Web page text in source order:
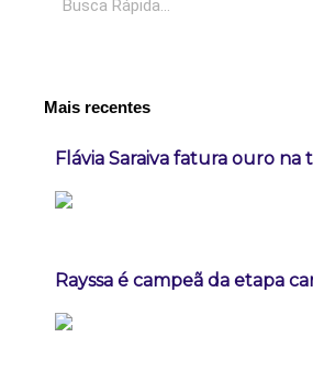
Mais recentes
Flávia Saraiva fatura ouro na
Rayssa é campeã da etapa